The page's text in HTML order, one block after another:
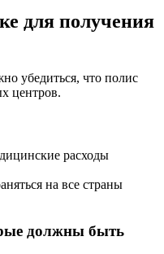
для получения
убедиться, что полис
центров.
расходы
на все страны
должны быть